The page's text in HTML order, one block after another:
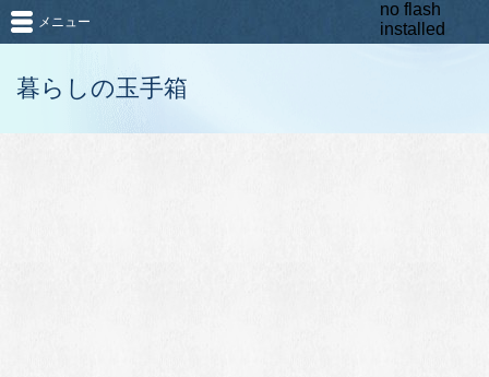
暮らしの玉手箱
メニュー
no flash
installed